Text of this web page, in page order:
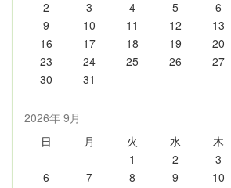
2
3 4 5 6
9
10 11 12 13
16
17 18 19 20
23
24 25 26 27
30
31
2026年 9月
日
月 火 水 木
1
2 3
6
7 8 9 10